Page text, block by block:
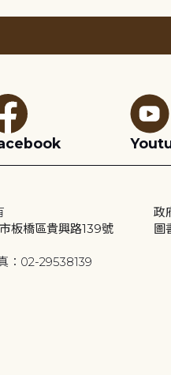
板橋區貴興路139號
：02-29538139
政
圖